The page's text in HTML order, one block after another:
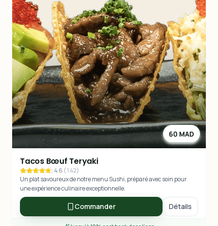
60 MAD
Tacos Bœuf Teryaki
4.6 (142)
Un plat savoureux de notre menu Sushi, préparé avec soin pour
une expérience culinaire exceptionnelle.
Commander Détails